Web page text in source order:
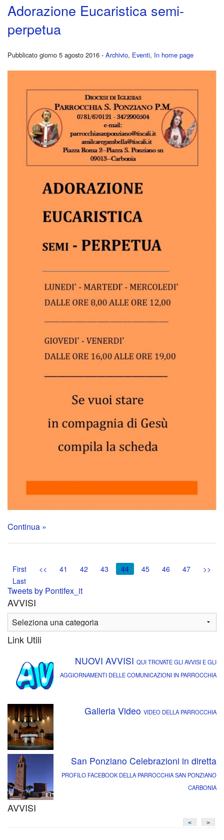
Adorazione Eucaristica semi-
perpetua
Pubblicato giorno 5 agosto 2016 - Archivio, Eventi, In home page
Continua »
First << 41 42 43 44 45 46 47
>>
Last
Tweets by Pontifex_it
AVVISI
Link Utili
NUOVI AVVISI QUI TROVATE GLI AVVISI E GLI
AGGIORNAMENTI DELLE COMUNICAZIONI IN PARROCCHIA
Galleria Video VIDEO DELLA PARROCCHIA
San Ponziano Celebrazioni in diretta
PROFILO FACEBOOK DELLA PARROCCHIA SAN PONZIANO
CARBONIA
AVVISI
< >